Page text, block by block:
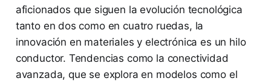
aficionados que siguen la evolución tecnológica
tanto en dos como en cuatro ruedas, la
innovación en materiales y electrónica es un hilo
conductor. Tendencias como la conectividad
avanzada, que se explora en modelos como el